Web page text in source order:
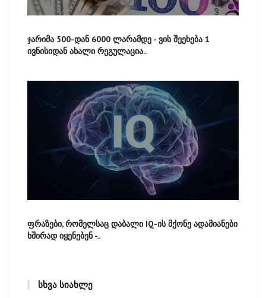
ჯარიმა 500-დან 6000 ლარამდე - ვის შეეხება 1
ივნისიდან ახალი რეგულაცია..
ფრაზები, რომელსაც დაბალი IQ-ის მქონე ადამიანები
ხშირად იყენებენ -..
ᲡᲮᲕᲐ ᲡᲘᲐᲮᲚᲔ